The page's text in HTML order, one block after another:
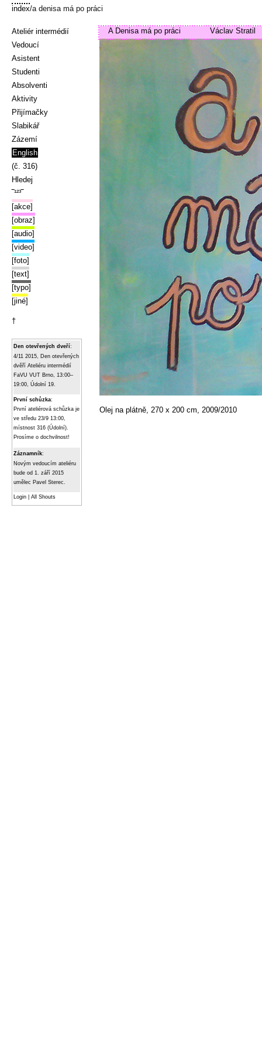
index/a denisa má po práci
Ateliér intermédií
Vedoucí
Asistent
Studenti
Absolventi
Aktivity
Přijímačky
Slabikář
Zázemí
English
(č. 316)
Hledej
‾¹²³‾
[akce]
[obraz]
[audio]
[video]
[foto]
[text]
[typo]
[jiné]
†
Den otevřených dveří:
4/11 2015, Den otevřených
dvěří Ateliéru intermédií
FaVU VUT Brno, 13:00–
19:00, Údolní 19.
První schůzka:
První ateliérová schůzka je
ve středu 23/9 13:00,
místnost 316 (Údolní).
Prosíme o dochvilnost!
Záznamník:
Novým vedoucím ateliéru
bude od 1. září 2015
umělec Pavel Sterec.
Login All Shouts
A Denisa má po práci Václav Stratil
Olej na plátně, 270 x 200 cm, 2009/2010